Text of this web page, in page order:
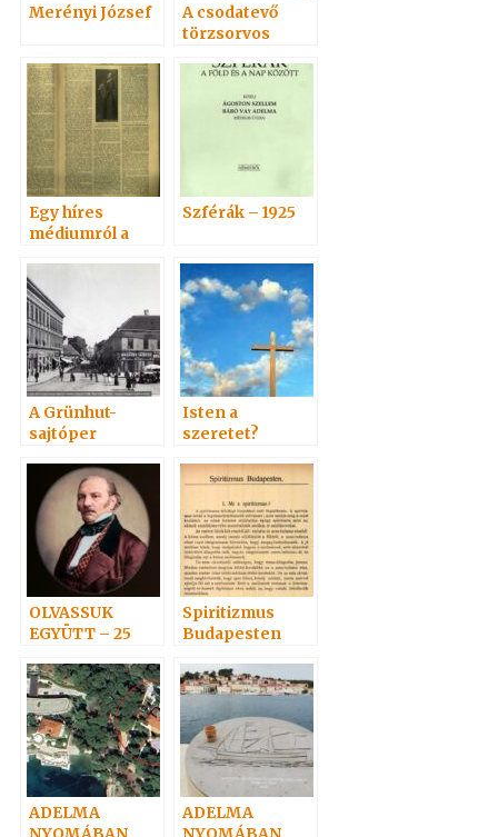
Merényi József
A csodatevő
törzsorvos
Egy híres
médiumról a
újságban 1901
Szférák – 1925
A Grünhut-
sajtóper
Isten a
szeretet?
OLVASSUK
EGYÜTT – 25
Spiritizmus
Budapesten
ADELMA
ADELMA